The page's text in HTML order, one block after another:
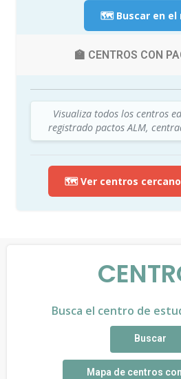
🗺️ Buscar en el
🏫 CENTROS CON
Visualiza todos los centros
registrado pactos ALM,
🗺️ Ver centros
Busca el centro de
Buscar
Mapa de centros